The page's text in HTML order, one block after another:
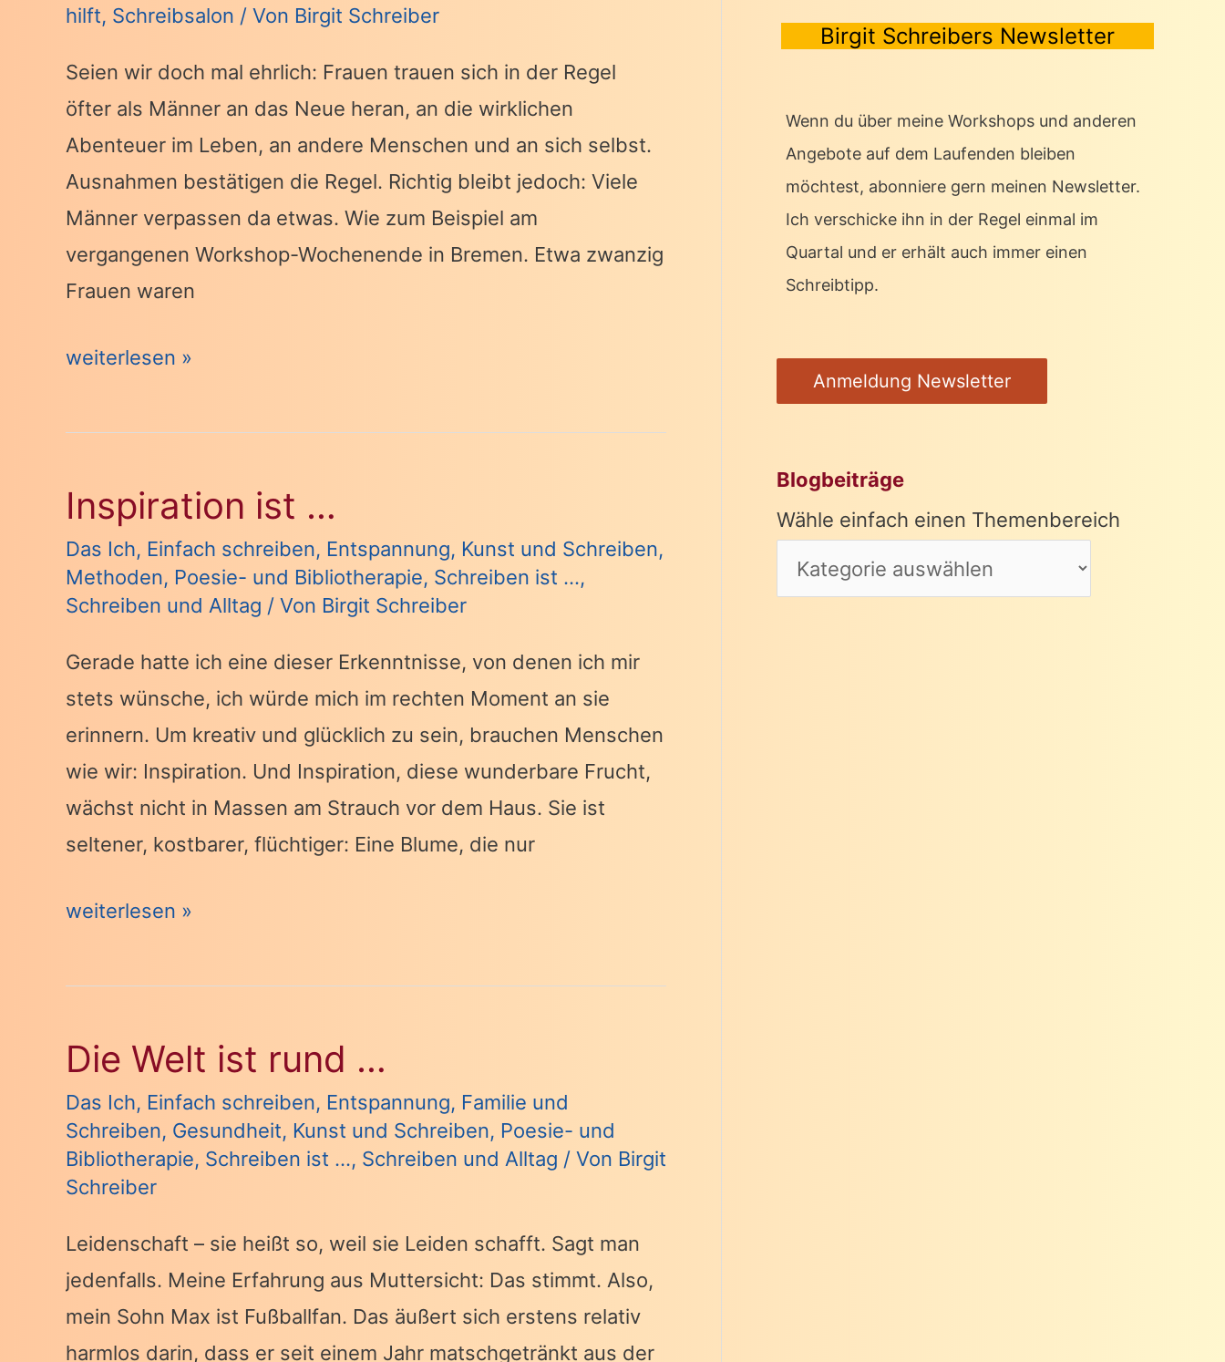
Reizende
für
Euer
Schreibprojekt
hilft, Schreibsalon / Von Birgit Schreiber
Seien wir doch mal ehrlich: Frauen trauen sich in der Regel
öfter als Männer an das Neue heran, an die wirklichen
Abenteuer im Leben, an andere Menschen und an sich selbst.
Ausnahmen bestätigen die Regel. Richtig bleibt jedoch: Viele
Männer verpassen da etwas. Wie zum Beispiel am
vergangenen Workshop-Wochenende in Bremen. Etwa zwanzig
Frauen waren
Weiber-
Wochenende
weiterlesen »
Inspiration ist …
Das Ich, Einfach schreiben, Entspannung, Kunst und Schreiben,
Methoden, Poesie- und Bibliotherapie, Schreiben ist ...,
Schreiben und Alltag / Von Birgit Schreiber
Gerade hatte ich eine dieser Erkenntnisse, von denen ich mir
stets wünsche, ich würde mich im rechten Moment an sie
erinnern. Um kreativ und glücklich zu sein, brauchen Menschen
wie wir: Inspiration. Und Inspiration, diese wunderbare Frucht,
wächst nicht in Massen am Strauch vor dem Haus. Sie ist
seltener, kostbarer, flüchtiger: Eine Blume, die nur
Inspiration
…
weiterlesen »
Die Welt ist rund …
Das Ich, Einfach schreiben, Entspannung, Familie und
Schreiben, Gesundheit, Kunst und Schreiben, Poesie- und
Bibliotherapie, Schreiben ist ..., Schreiben und Alltag / Von Birgit
Schreiber
Leidenschaft – sie heißt so, weil sie Leiden schafft. Sagt man
jedenfalls. Meine Erfahrung aus Muttersicht: Das stimmt. Also,
mein Sohn Max ist Fußballfan. Das äußert sich erstens relativ
harmlos darin, dass er seit einem Jahr matschgetränkt aus der
Birgit Schreibers Newsletter
Wenn du über meine Workshops und anderen
Angebote auf dem Laufenden bleiben
möchtest, abonniere gern meinen Newsletter.
Ich verschicke ihn in der Regel einmal im
Quartal und er erhält auch immer einen
Schreibtipp.
Anmeldung Newsletter
Blogbeiträge
Wähle einfach einen Themenbereich